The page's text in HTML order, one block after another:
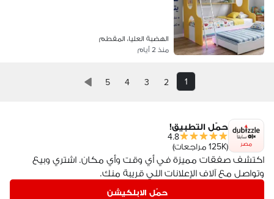
الهضبة العليا، المقطم
منذ 2 أيام
1
2
3
4
5
مصر
حمّل التطبيق!
4.8
(125K مراجعات)
اكتشف صفقات مميزة في أي وقت وأي مكان. اشتري وبيع
وتواصل مع آلاف الإعلانات اللي قريبة منك.
حمّل الابلكيشن